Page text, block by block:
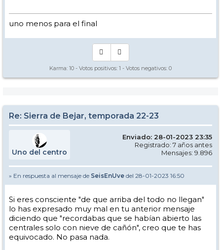
uno menos para el final
Karma: 10 - Votos positivos: 1 - Votos negativos: 0
Re: Sierra de Bejar, temporada 22-23
Uno del centro
Enviado: 28-01-2023 23:35
Registrado: 7 años antes
Mensajes: 9.896
» En respuesta al mensaje de SeisEnUve del 28-01-2023 16:50
Si eres consciente "de que arriba del todo no llegan"
lo has expresado muy mal en tu anterior mensaje
diciendo que "recordabas que se habían abierto las
centrales solo con nieve de cañón", creo que te has
equivocado. No pasa nada.